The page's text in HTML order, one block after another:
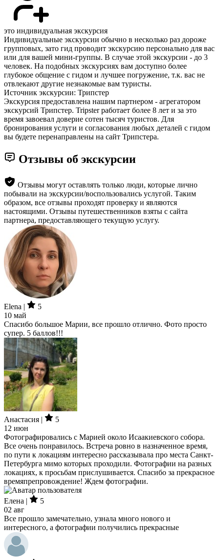
это индивидуальная экскурсия
Индивидуальные экскурсии обычно в несколько раз дороже
групповых, зато гид проводит экскурсию персонально для вас
или для вашей мини-группы. В случае этой экскурсии - до 3
человек. На подобных экскурсиях вам доступно более
глубокое общение с гидом и лучшее погружение, т.к. вас не
отвлекают другие незнакомые вам туристы.
Источник экскурсии: Трипстер
Экскурсия предоставлена нашим партнером - агрегатором
экскурсий Трипстер. Tripster работает более 8 лет и за это
время завоевал доверие сотен тысяч туристов. Для
бронирования услуги и согласования любых деталей с гидом
вы будете перенаправлены на сайт Трипстера.
Отзывы об экскурсии
Отзывы могут оставлять только люди, которые лично
побывали на экскурсии/воспользовались услугой. Таким
образом, все отзывы проходят проверку и являются
настоящими. Отзывы путешественников взяты с сайта
партнера, предоставляющего текущую услугу.
Elena |
5
10 май
Спасибо большое Марии, все прошло отлично. Фото просто
супер. 5 баллов!!!
Анастасия |
5
12 июн
Фотографировались с Марией около Исаакиевского собора.
Все очень понравилось. Встреча ровно в назначенное время,
по пути к локациям интересно рассказывала про места Санкт-
Петербурга мимо которых проходили. Фотографии на разных
локациях, к просьбам прислушивается. Спасибо за прекрасное
времяпрепровождение! Ждем фотографии.
Елена |
5
02 авг
Все прошло замечательно, узнала много нового и
интересного, а фотографии получились прекрасные